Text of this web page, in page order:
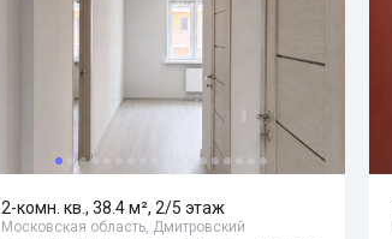
2-комн. кв., 38.4 м², 2/5 этаж
Московская область, Дмитровский